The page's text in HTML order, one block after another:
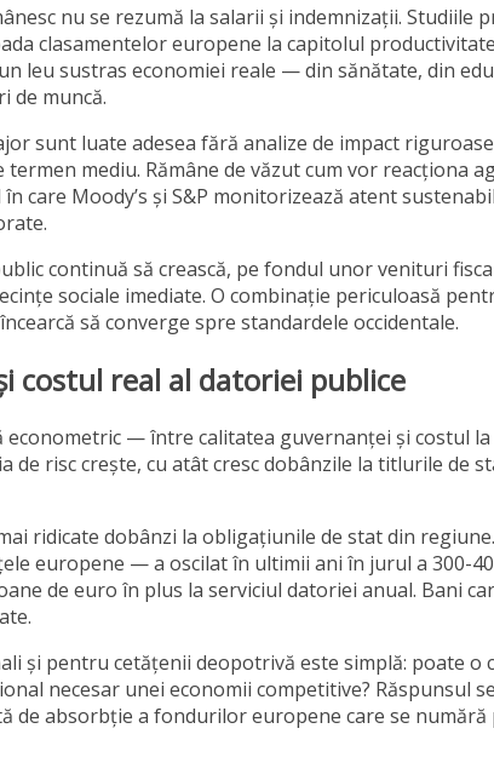
nu se rezumă la salarii și indemnizații. Studiile
clasamentelor europene la capitolul
leu sustras economiei reale — din sănătate, din
de muncă.
sunt luate adesea fără analize de impact
mediu. Rămâne de văzut cum vor reacționa
care Moody’s și S&P monitorizează atent
continuă să crească, pe fondul unor venituri
sociale imediate. O combinație periculoasă
să converge spre standardele occidentale.
costul real al datoriei publice
— între calitatea guvernanței și costul
de risc crește, cu atât cresc dobânzile la titlurile de
ridicate dobânzi la obligațiunile de stat din
europene — a oscilat în ultimii ani în jurul a 300-
de euro în plus la serviciul datoriei anual. Bani
pentru cetățenii deopotrivă este simplă: poate o
necesar unei economii competitive? Răspunsul
absorbție a fondurilor europene care se numără